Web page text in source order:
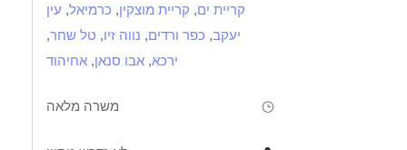
קריית ים, קריית מוצקין, כרמיאל, עין
יעקב, כפר ורדים, נווה זיו, טל שחר,
ירכא, אבו סנאן, אחיהוד
משרה מלאה